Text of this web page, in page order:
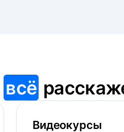
всё
Видеокурсы